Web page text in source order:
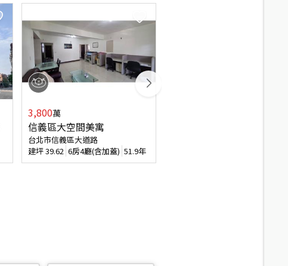
3,800萬
信義區大空間美寓
台北市信義區大道路
建坪39.62 6房4廳(含加蓋) 51.9年